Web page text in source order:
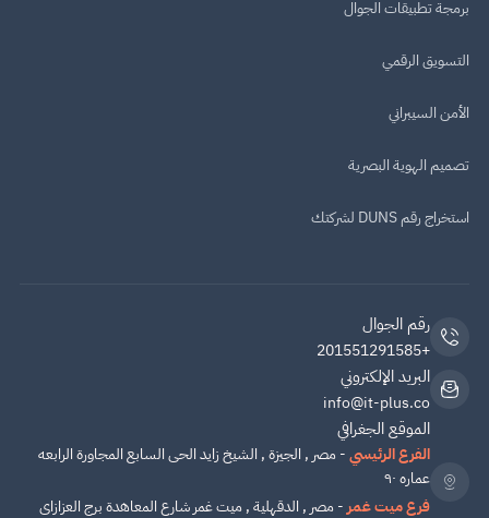
برمجة تطبيقات الجوال
التسويق الرقمي
الأمن السيبراني
تصميم الهوية البصرية
استخراج رقم DUNS لشركتك
رقم الجوال
+201551291585
البريد الإلكتروني
info@it-plus.co
الموقع الجغرافي
الفرع الرئيسي- مصر , الجيزة , الشيخ زايد الحى السابع المجاورة الرابعه
عماره ٩٠
فرع ميت غمر - مصر , الدقهلية , ميت غمر شارع المعاهدة برج العزازاى